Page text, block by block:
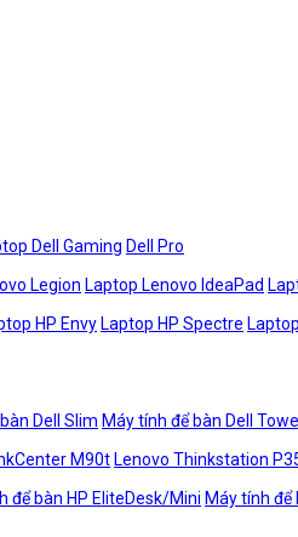
Dell Gaming Dell Pro
Legion Laptop Lenovo IdeaPad
HP Envy Laptop HP Spectre
Dell Slim Máy tính để bàn Dell
M90t Lenovo Thinkstation
để bàn HP EliteDesk/Mini Máy tính để